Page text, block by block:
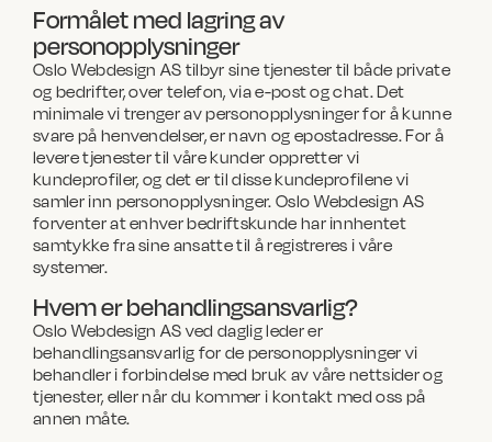
Formålet med lagring av
personopplysninger
Oslo Webdesign AS tilbyr sine tjenester til både private
og bedrifter, over telefon, via e-post og chat. Det
minimale vi trenger av personopplysninger for å kunne
svare på henvendelser, er navn og epostadresse. For å
levere tjenester til våre kunder oppretter vi
kundeprofiler, og det er til disse kundeprofilene vi
samler inn personopplysninger. Oslo Webdesign AS
forventer at enhver bedriftskunde har innhentet
samtykke fra sine ansatte til å registreres i våre
systemer.
Hvem er behandlingsansvarlig?
Oslo Webdesign AS ved daglig leder er
behandlingsansvarlig for de personopplysninger vi
behandler i forbindelse med bruk av våre nettsider og
tjenester, eller når du kommer i kontakt med oss på
annen måte.